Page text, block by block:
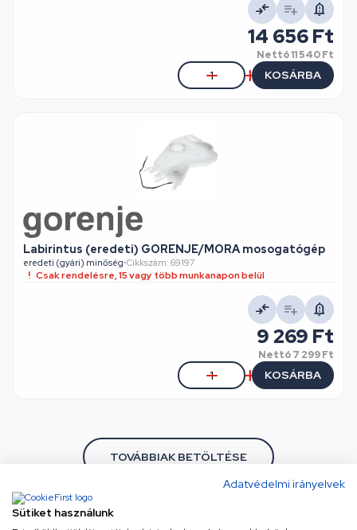
Adatvédelmi irányelvek
Sütiket használunk
14 656 Ft
Nettó11 540 Ft
KOSÁRBA
Labirintus (eredeti) GORENJE/MORA mosogatógép
eredeti (gyári) minőség•Cikkszám: 69197
Csak rendelésre, 15 vagy több munkanapon belül
9 269 Ft
Nettó7 299 Ft
KOSÁRBA
TOVÁBBIAK BETÖLTÉSE